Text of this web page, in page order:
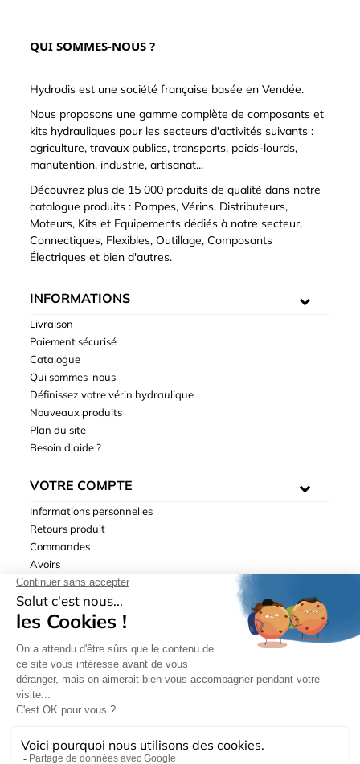
QUI SOMMES-NOUS ?
Hydrodis est une société française basée en Vendée.
Nous proposons une gamme complète de composants et
kits hydrauliques pour les secteurs d'activités suivants :
agriculture, travaux publics, transports, poids-lourds,
manutention, industrie, artisanat...
Découvrez plus de 15 000 produits de qualité dans notre
catalogue produits : Pompes, Vérins, Distributeurs,
Moteurs, Kits et Equipements dédiés à notre secteur,
Connectiques, Flexibles, Outillage, Composants
Électriques et bien d'autres.
INFORMATIONS
Livraison
Paiement sécurisé
Catalogue
Qui sommes-nous
Définissez votre vérin hydraulique
Nouveaux produits
Plan du site
Besoin d'aide ?
VOTRE COMPTE
Informations personnelles
Retours produit
Commandes
Avoirs
Adresses
Bons de réduction
de ventes| © Hydrodis 2003-2026. Tous droits réservés